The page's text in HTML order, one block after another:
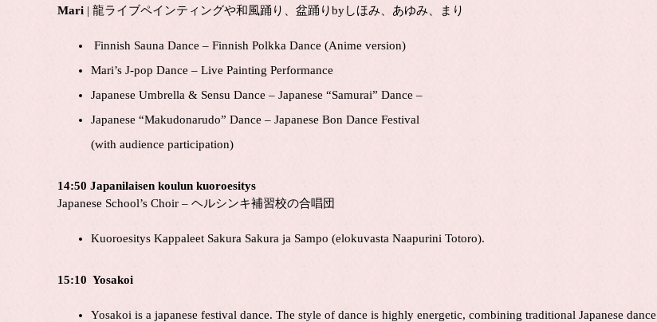
Mari | 龍ライブペインティングや和風踊り、盆踊りbyしほみ、あゆみ、 まり
Finnish Sauna Dance – Finnish Polkka Dance (Anime version)
Mari’s J-pop Dance – Live Painting Performance
Japanese Umbrella & Sensu Dance – Japanese “Samurai” Dance –
Japanese “Makudonarudo” Dance – Japanese Bon Dance Festival
(with audience participation)
14:50 Japanilaisen koulun kuoroesitys
Japanese School’s Choir – ヘルシンキ補習校の合唱団
Kuoroesitys Kappaleet Sakura Sakura ja Sampo (elokuvasta Naapurini Totoro).
15:10 Yosakoi
Yosakoi is a japanese festival dance. The style of dance is highly energetic, combining traditional Japanese dance